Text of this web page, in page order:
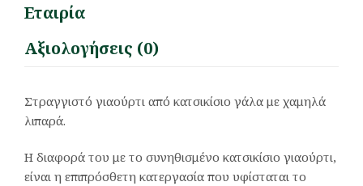
Εταιρία
Αξιολογήσεις (0)
Στραγγιστό γιαούρτι από κατσικίσιο γάλα με χαμηλά
λιπαρά.
Η διαφορά του με το συνηθισμένο κατσικίσιο γιαούρτι,
είναι η επιπρόσθετη κατεργασία που υφίσταται το